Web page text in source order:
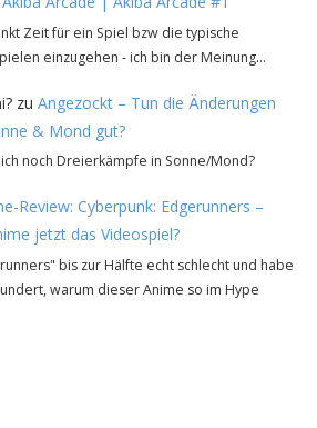
Zeit für ein Spiel bzw die typische
einzugehen - ich bin der Meinung…
zuAngezockt – Tun die Änderungen
& Mond gut?
noch Dreierkämpfe in Sonne/Mond?
Review: Cyberpunk: Edgerunners –
jetzt das Videospiel?
bis zur Hälfte echt schlecht und habe
warum dieser Anime so im Hype